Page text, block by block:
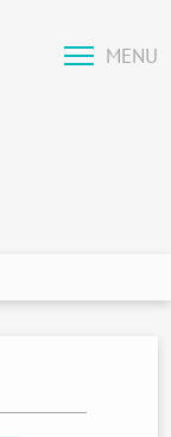
MENU